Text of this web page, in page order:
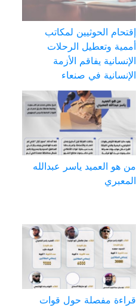
إقتحام الحوثيين لمكاتب
أممية وتعطيل الرحلات
الإنسانية يفاقم الأزمة
الإنسانية في صنعاء
من هو العميد ياسر عبدالله
المعبري
قراءة مفصلة حول قوات